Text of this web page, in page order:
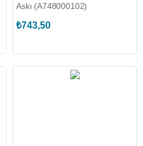
Askı (A748000102)
₺743,50